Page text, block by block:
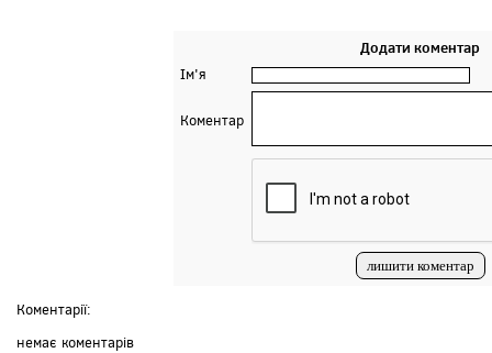
Додати коментар
Ім'я
Коментар
Коментарії:
немає коментарів